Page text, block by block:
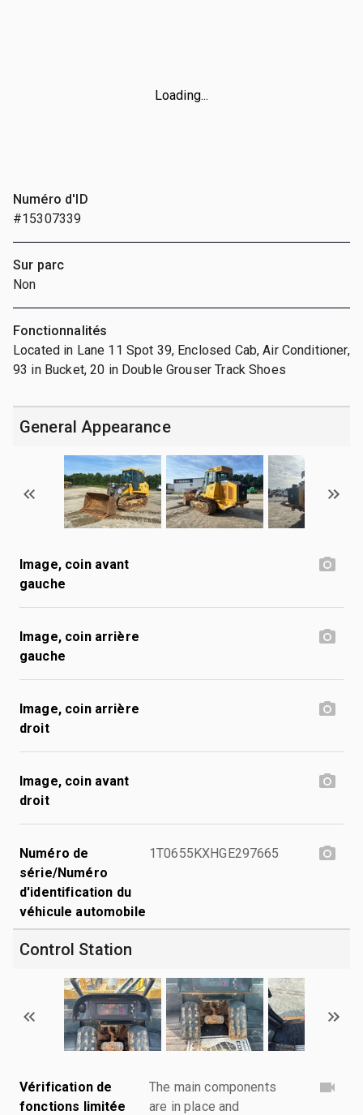
Loading...
Numéro d'ID
#15307339
Sur parc
Non
Fonctionnalités
Located in Lane 11 Spot 39, Enclosed Cab, Air Conditioner,
93 in Bucket, 20 in Double Grouser Track Shoes
General Appearance
Image, coin avant
gauche
Image, coin arrière
gauche
Image, coin arrière
droit
Image, coin avant
droit
Numéro de
série/Numéro
d'identification du
véhicule automobile
1T0655KXHGE297665
Control Station
Vérification de
fonctions limitée
The main components
are in place and